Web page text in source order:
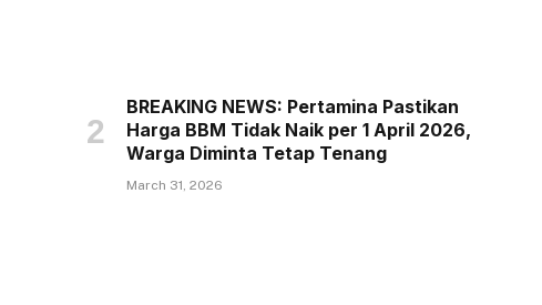
BREAKING NEWS: Pertamina Pastikan
Harga BBM Tidak Naik per 1 April 2026,
Warga Diminta Tetap Tenang
March 31, 2026